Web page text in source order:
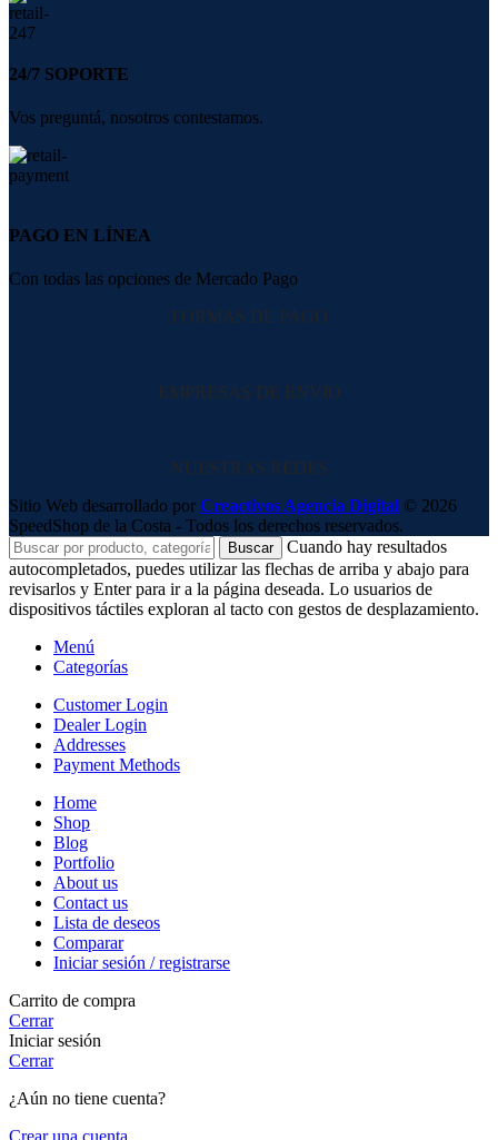
24/7 SOPORTE
Vos preguntá, nosotros contestamos.
PAGO EN LÍNEA
Con todas las opciones de Mercado Pago
FORMAS DE PAGO
EMPRESAS DE ENVIO
NUESTRAS REDES
Sitio Web desarrollado por Creactivos Agencia Digital © 2026
SpeedShop de la Costa - Todos los derechos reservados.
Buscar
Cuando hay resultados
autocompletados, puedes utilizar las flechas de arriba y abajo para
revisarlos y Enter para ir a la página deseada. Lo usuarios de
dispositivos táctiles exploran al tacto con gestos de desplazamiento.
Menú
Categorías
Customer Login
Dealer Login
Addresses
Payment Methods
Home
Shop
Blog
Portfolio
About us
Contact us
Lista de deseos
Comparar
Iniciar sesión / registrarse
Carrito de compra
Cerrar
Iniciar sesión
Cerrar
¿Aún no tiene cuenta?
Crear una cuenta